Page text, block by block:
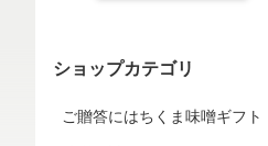
ショップカテゴリ
ご贈答にはちくま味噌ギフト